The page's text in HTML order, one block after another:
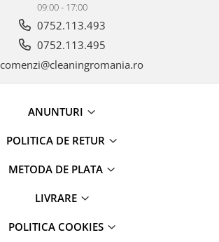
& Zone de
pentru
pliate de
hartie si
09:00 - 17:00
0752.113.493
0752.113.495
comenzi@cleaningromania.ro
ANUNTURI
POLITICA DE RETUR
METODA DE PLATA
LIVRARE
POLITICA COOKIES